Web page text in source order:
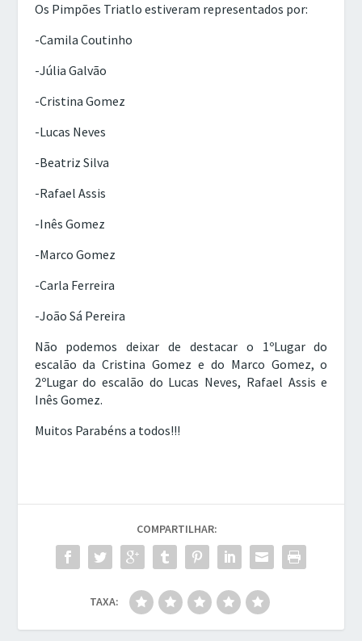
Os Pimpões Triatlo estiveram representados por:
-Camila Coutinho
-Júlia Galvão
-Cristina Gomez
-Lucas Neves
-Beatriz Silva
-Rafael Assis
-Inês Gomez
-Marco Gomez
-Carla Ferreira
-João Sá Pereira
Não podemos deixar de destacar o 1ºLugar do
escalão da Cristina Gomez e do Marco Gomez, o
2ºLugar do escalão do Lucas Neves, Rafael Assis e
Inês Gomez.
Muitos Parabéns a todos!!!
COMPARTILHAR:
TAXA: